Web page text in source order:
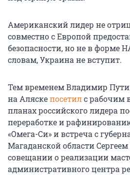
Американский лидер не
совместно с Европой
безопасности, но не в форме
словам, Украина не вступит.
Тем временем Владимир
на Аляскепосетилс рабочим
планах российского лидера
переработке и
«Омега-Си» и встреча с
Магаданской области
совещании о реализации
административного центра